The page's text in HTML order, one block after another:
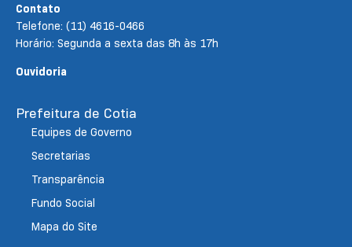
Contato
Telefone: (11) 4616-0466
Horário: Segunda a sexta das 8h às 17h
Ouvidoria
Prefeitura de Cotia
Equipes de Governo
Secretarias
Transparência
Fundo Social
Mapa do Site